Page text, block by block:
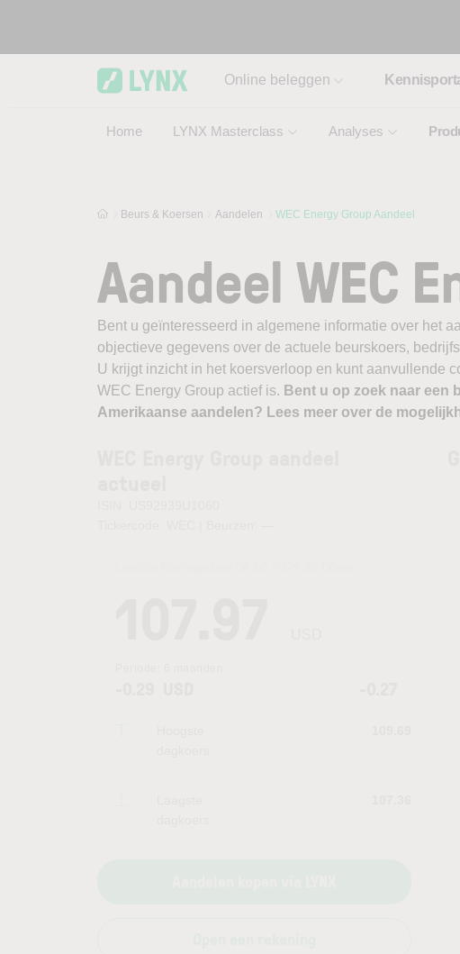
Online beleggen
Home LYNX Masterclass Analyses
Beurs & Koersen Aandelen WEC Energy Group Aandeel
Aandeel WEC
Bent u geïnteresseerd in algemene informatie over het
objectieve gegevens over de actuele beurskoers,
U krijgt inzicht in het koersverloop en kunt aanvullende
WEC Energy Group actief is. Bent u op zoek naar een
Amerikaanse aandelen? Lees meer over de